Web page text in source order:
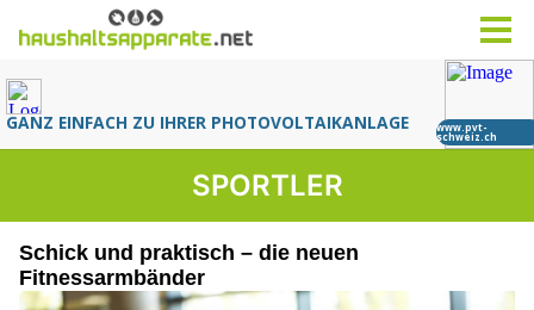
SPORTLER
Schick und praktisch – die neuen
Fitnessarmbänder